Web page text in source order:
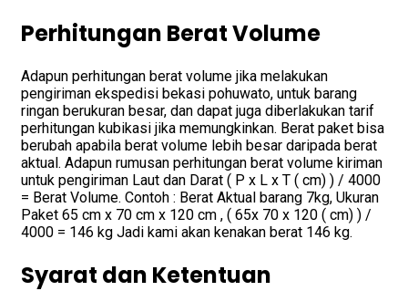
Perhitungan Berat Volume
Adapun perhitungan berat volume jika melakukan
pengiriman ekspedisi bekasi pohuwato, untuk barang
ringan berukuran besar, dan dapat juga diberlakukan tarif
perhitungan kubikasi jika memungkinkan. Berat paket bisa
berubah apabila berat volume lebih besar daripada berat
aktual. Adapun rumusan perhitungan berat volume kiriman
untuk pengiriman Laut dan Darat ( P x L x T ( cm) ) / 4000
= Berat Volume. Contoh : Berat Aktual barang 7kg, Ukuran
Paket 65 cm x 70 cm x 120 cm , ( 65x 70 x 120 ( cm) ) /
4000 = 146 kg Jadi kami akan kenakan berat 146 kg.
Syarat dan Ketentuan